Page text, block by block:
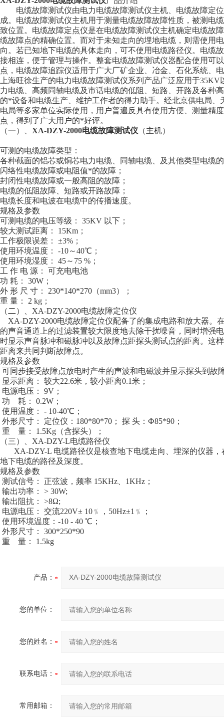
电缆故障测试仪由电力电缆故障测试仪主机、电缆故障定位
成。电缆故障测试仪主机用于测量电缆故障故障性质，被测电
致位置。电缆故障定点仪是在电缆故障测试仪主机确定电缆故
缆故障点的精确位置。而对于未知走向的埋地电缆，则需使用
向。若已知地下电缆的具体走向，可不使用电缆路径仪。电缆
接相连，便于管理与操作。整套电缆故障测试仪器配合使用可
点，电缆故障追踪仪适用于广大厂矿企业、冶金、石化系统、
上海旺徐生产的电力电缆故障测试仪系列产品广泛应用于
力电缆、高频同轴电缆及市话电缆的低阻、短路、开路及各种
的*设备和电缆生产、维护工作者的得力助手。经北京供电局
电局等多家单位实际使用，用户普遍反具有使用方便、测量精
点，得到了广大用户的*好评。
（一）、 XA-DZY-2000电缆故障测试仪 （主机）
可测的电缆故障类型：
各种截面的铝芯或铜芯电力电缆、同轴电缆、及其他类型电缆
闪络性电缆故障或电阻值*的故障；
封闭性电缆故障或一般高阻的故障；
电缆的低阻故障、短路或开路故障；
电缆长度和电波在电缆中的传播速度。
规格及参数
可测电缆的电压等级： 35KV 以下；
较大测试距离： 15Km；
工作极限误差： ±3%；
使用环境温度： -10～40℃；
使用环境湿度： 45～75 %；
工 作 电 源： 可充电电池
功 耗： 30W；
外 形 尺 寸： 230*140*270（mm3）；
重 量： 2 kg；
（二）、XA-DZY-2000电缆故障定位仪
XA-DZY-2000电缆故障定位仪配备了的集成电路和放大器。
的声音通道上的过滤装置较大限度地去除干扰噪音，同时增强
时显示声音脉冲和磁脉冲以及故障点距探头测试点的距离。这
距离来共同判断故障点。
规格及参数
可同步接受故障点放电时产生的声波和电磁波并显示探头到故
显示距离： 较大22.6米，较小距离0.1米；
电源电压： 9V；
功 耗： 0.2W；
使用温度： - 10-40℃；
外形尺寸： 定位仪：180*80*70； 探 头：Ф85*90；
重 量： 1.5Kg（含探头）；
（三）、XA-DZY-L电缆路径仪
XA-DZY-L 电缆路径仪是核查地下电缆走向、埋深的仪器，
地下电缆的路径及深度。
规格及参数
测试信号： 正弦波，频率 15KHz、1KHz；
输出功率： > 30W;
输出阻抗： >8Ω;
电源电压： 交流220V± 10﹪，50Hz±1﹪；
使用环境温度：-10 - 40 ℃；
外形尺寸： 300*250*90
重 量： 1.5kg
产品：
您的单位：
您的姓名：
联系电话：
常用邮箱：